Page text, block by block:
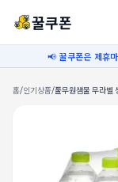
꿀쿠폰
📢 꿀쿠폰은 제휴
홈/인기상품/풀무원샘물 무라벨